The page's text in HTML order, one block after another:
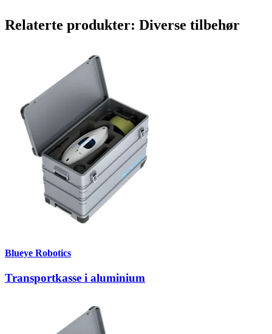
Relaterte produkter: Diverse tilbehør
Blueye Robotics
Transportkasse i aluminium